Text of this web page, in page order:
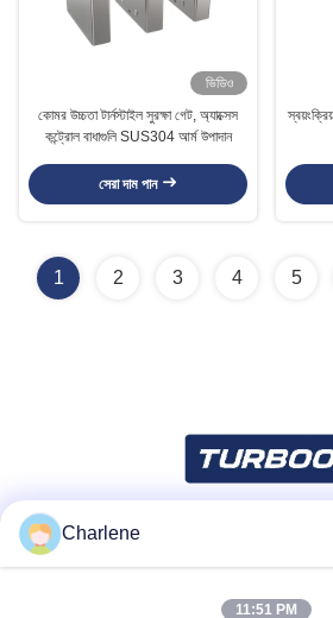
ভিডিও
কোমর উচ্চতা টার্নস্টাইল সুরক্ষা গেট, অ্যাক্সেস
কন্ট্রোল বাধাগুলি SUS304 আর্ম উপাদান
সেরা দাম পান
1 2 3 4 5
Charlene
11:51 PM